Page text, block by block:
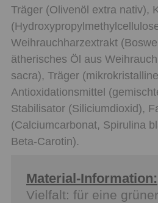
Träger (Olivenöl extra nativ),
Weihrauchharzextrakt
ätherisches Öl aus
sacra), Träger
Antioxidationsmittel
Stabilisator (Siliciumdioxid),
(Calciumcarbonat, Spirulina
Beta-Carotin).
Material-Information:
Vielfalt: für eine